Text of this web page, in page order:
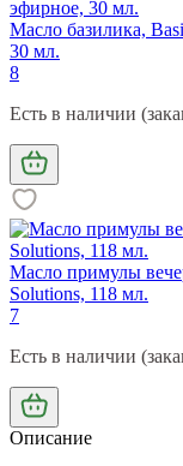
Масло базилика,
30 мл.
8
Есть в наличии
Масло примулы
Solutions, 118 мл.
7
Есть в наличии
Описание